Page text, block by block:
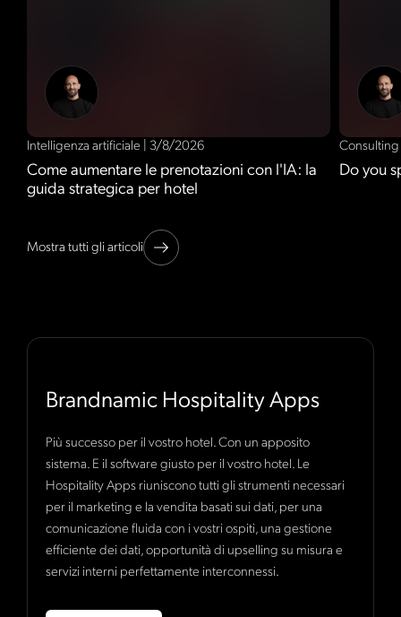
Intelligenza artificiale 3/8/2026
Come aumentare le prenotazioni con l'IA: la
guida strategica per hotel
Consulting
Do you
Mostra tutti gli articoli
Brandnamic Hospitality Apps
Più successo per il vostro hotel. Con un apposito
sistema. E il software giusto per il vostro hotel. Le
Hospitality Apps riuniscono tutti gli strumenti necessari
per il marketing e la vendita basati sui dati, per una
comunicazione fluida con i vostri ospiti, una gestione
efficiente dei dati, opportunità di upselling su misura e
servizi interni perfettamente interconnessi.